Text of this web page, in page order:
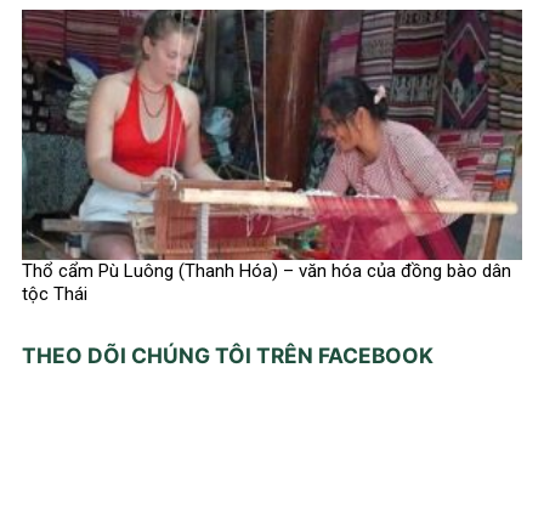
Thổ cẩm Pù Luông (Thanh Hóa) – văn hóa của đồng bào dân
tộc Thái
THEO DÕI CHÚNG TÔI TRÊN FACEBOOK